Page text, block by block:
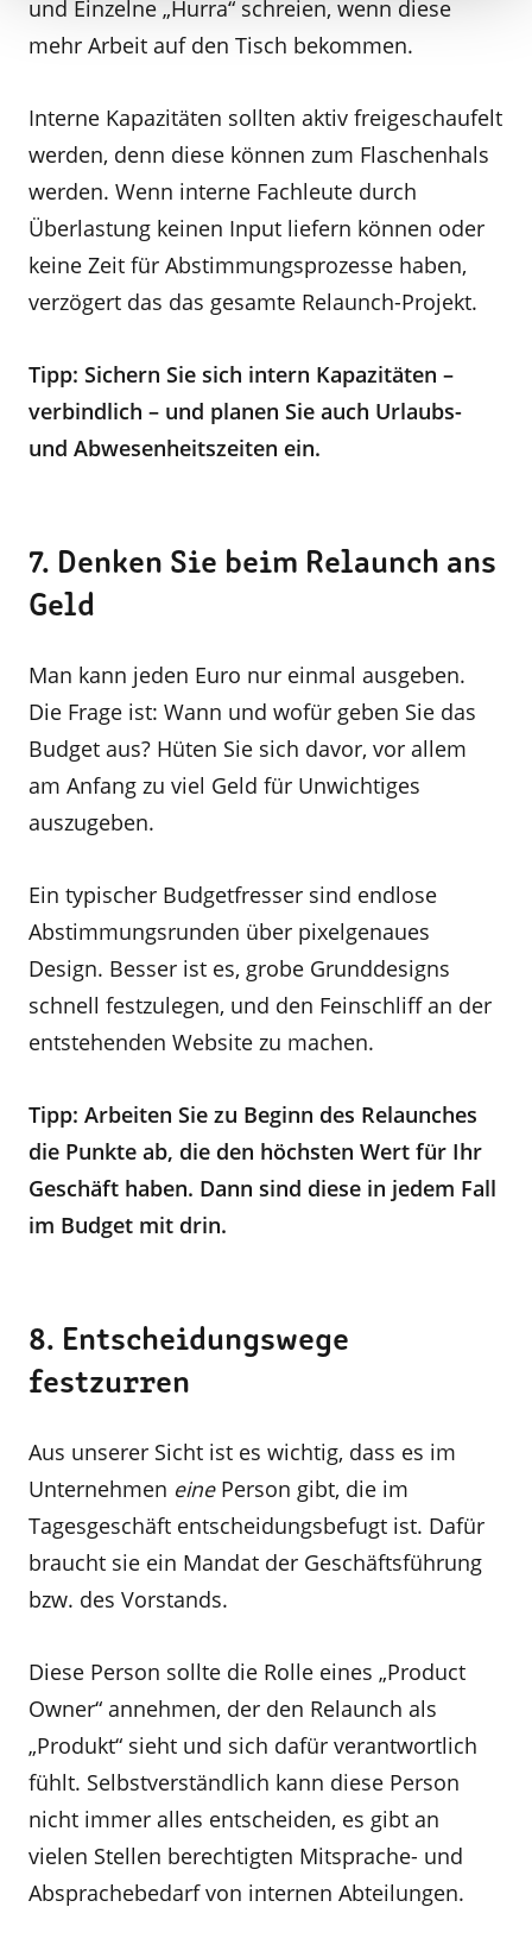
und Einzelne „Hurra“ schreien, wenn diese
mehr Arbeit auf den Tisch bekommen.
Interne Kapazitäten sollten aktiv freigeschaufelt
werden, denn diese können zum Flaschenhals
werden. Wenn interne Fachleute durch
Überlastung keinen Input liefern können oder
keine Zeit für Abstimmungsprozesse haben,
verzögert das das gesamte Relaunch-Projekt.
Tipp: Sichern Sie sich intern Kapazitäten –
verbindlich – und planen Sie auch Urlaubs-
und Abwesenheitszeiten ein.
7. Denken Sie beim Relaunch ans
Geld
Man kann jeden Euro nur einmal ausgeben.
Die Frage ist: Wann und wofür geben Sie das
Budget aus? Hüten Sie sich davor, vor allem
am Anfang zu viel Geld für Unwichtiges
auszugeben.
Ein typischer Budgetfresser sind endlose
Abstimmungsrunden über pixelgenaues
Design. Besser ist es, grobe Grunddesigns
schnell festzulegen, und den Feinschliff an der
entstehenden Website zu machen.
Tipp: Arbeiten Sie zu Beginn des Relaunches
die Punkte ab, die den höchsten Wert für Ihr
Geschäft haben. Dann sind diese in jedem Fall
im Budget mit drin.
8. Entscheidungswege
festzurren
Aus unserer Sicht ist es wichtig, dass es im
Unternehmen einePerson gibt, die im
Tagesgeschäft entscheidungsbefugt ist. Dafür
braucht sie ein Mandat der Geschäftsführung
bzw. des Vorstands.
Diese Person sollte die Rolle eines „Product
Owner“ annehmen, der den Relaunch als
„Produkt“ sieht und sich dafür verantwortlich
fühlt. Selbstverständlich kann diese Person
nicht immer alles entscheiden, es gibt an
vielen Stellen berechtigten Mitsprache- und
Absprachebedarf von internen Abteilungen.